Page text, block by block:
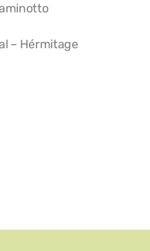
– Hérmitage